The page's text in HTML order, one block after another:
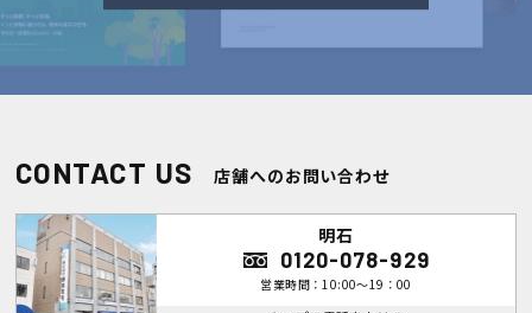
CONTACT US 店舗へのお問い合わせ
明石
0120-078-929
営業時間：10:00～19：00